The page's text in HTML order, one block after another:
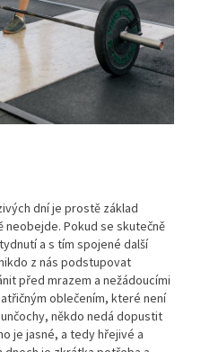
dní je prostě základ
neobejde. Pokud se skutečně
a s tím spojené další
z nás podstupovat
před mrazem a nežádoucími
oblečením, které není
někdo nedá dopustit
je jasné, a tedy hřejivé a